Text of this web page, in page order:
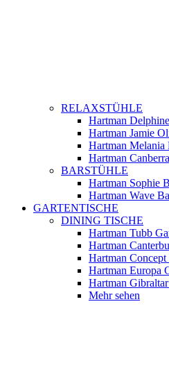
RELAXSTÜHLE
Hartman
Hartman Jamie
Hartman Melania
Hartman
BARSTÜHLE
Hartman Sophie
Hartman Wave
GARTENTISCHE
DINING TISCHE
Hartman Tubb
Hartman
Hartman Concept
Hartman Europa
Hartman
Mehr sehen